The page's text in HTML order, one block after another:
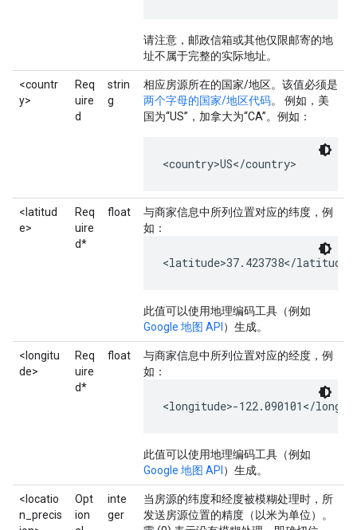
请注意，邮政信箱或其他仅限邮寄的地
址不属于完整的实际地址。
<countr
y>
Req
uire
d
strin
g
相应房源所在的国家/地区。该值必须是
两个字母的国家/地区代码。 例如，美
国为“US”，加拿大为“CA”。例如：
<country>US</country>
<latitud
e>
Req
uire
d*
float
与商家信息中所列位置对应的纬度，例
如：
<latitude>37.423738</latitude>
此值可以使用地理编码工具（例如
Google 地图 API ）生成。
<longitu
de>
Req
uire
d*
float
与商家信息中所列位置对应的经度，例
如：
<longitude>-122.090101</
此值可以使用地理编码工具（例如
Google 地图 API ）生成。
<locatio
n_precis
Opt
ion
inte
ger
当房源的纬度和经度被模糊处理时，所
发送房源位置的精度（以米为单位）。